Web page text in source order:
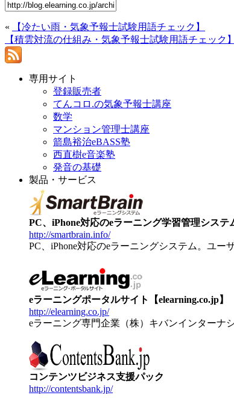
«
【冷たい雨・気象予報士試験用語チェック】
【積雲対流の仕組み・気象予報士試験用語チェック】
専用サイト
登録販売者
てんコロ.の気象予報士講座
数学
マンション管理士講座
箭島裕治eBASS塾
西直樹e音楽塾
発音の基礎
製品・サービス
PC、iPhone対応のeラーニング学習管理システ
http://smartbrain.info/
PC、iPhone対応のeラーニングシステム。ユー
eラーニングポータルサイト【elearning.co.jp】
http://elearning.co.jp/
eラーニング専門企業（株）キバンインターナ
コンテンツビジネス支援パック
http://contentsbank.jp/